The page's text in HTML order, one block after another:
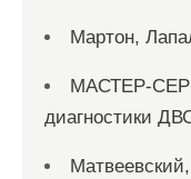
Мартон,
МАСТЕР-
диагностики